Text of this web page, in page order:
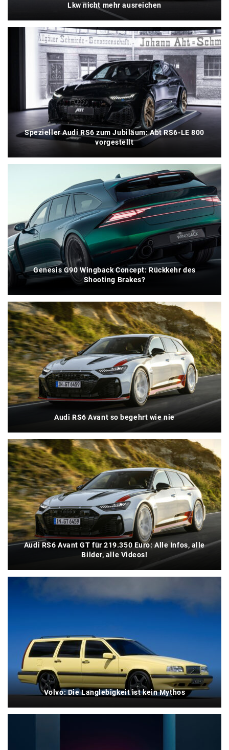
Lkw nicht mehr ausreichen
Spezieller Audi RS6 zum Jubiläum: Abt RS6-LE 800
vorgestellt
Genesis G90 Wingback Concept: Rückkehr des
Shooting Brakes?
Audi RS6 Avant so begehrt wie nie
Audi RS6 Avant GT für 219.350 Euro: Alle Infos, alle
Bilder, alle Videos!
Volvo: Die Langlebigkeit ist kein Mythos